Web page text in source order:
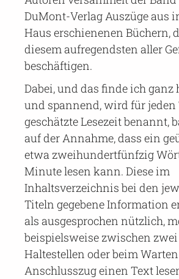
DuMont-Verlag Auszüge aus
Haus erschienenen Büchern,
diesem aufregendsten aller
beschäftigen.
Dabei, und das finde ich
und spannend, wird für jeden
geschätzte Lesezeit benannt,
auf der Annahme, dass ein
etwa zweihundertfünfzig
Minute lesen kann. Diese im
Inhaltsverzeichnis bei den
Titeln gegebene Information
als ausgesprochen nützlich,
beispielsweise zwischen zwei
Haltestellen oder beim
Anschlusszug einen Text